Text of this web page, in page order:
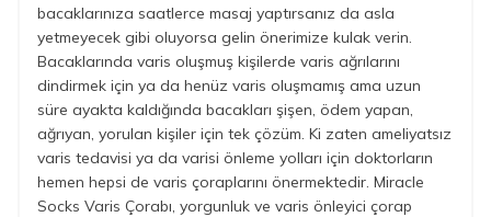
bacaklarınıza saatlerce masaj yaptırsanız da asla
yetmeyecek gibi oluyorsa gelin önerimize kulak verin.
Bacaklarında varis oluşmuş kişilerde varis ağrılarını
dindirmek için ya da henüz varis oluşmamış ama uzun
süre ayakta kaldığında bacakları şişen, ödem yapan,
ağrıyan, yorulan kişiler için tek çözüm. Ki zaten ameliyatsız
varis tedavisi ya da varisi önleme yolları için doktorların
hemen hepsi de varis çoraplarını önermektedir. Miracle
Socks Varis Çorabı, yorgunluk ve varis önleyici çorap